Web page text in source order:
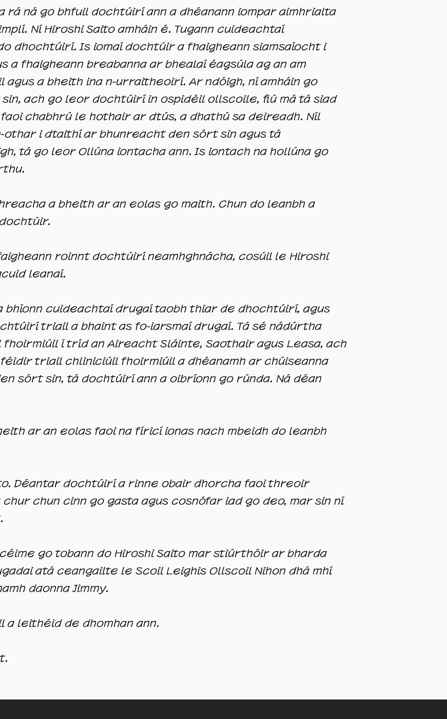
rá ná go bhfuil dochtúirí ann a dhéanann iompar aimhrialta
Ní Hiroshi Saito amháin é. Tugann cuideachtaí
dhochtúirí. Is iomaí dochtúir a fhaigheann siamsaíocht i
a fhaigheann breabanna ar bhealaí éagsúla ag an am
agus a bheith ina n-urraitheoirí. Ar ndóigh, ní amháin go
ach go leor dochtúirí in ospidéil ollscoile, fiú má tá siad
chabhrú le hothair ar dtús, a dhathú sa deireadh. Níl
othar i dtaithí ar bhunreacht den sórt sin agus tá
tá go leor Ollúna iontacha ann. Is iontach na hollúna go
a bheith ar an eolas go maith. Chun do leanbh a
roinnt dochtúirí neamhghnácha, cosúil le Hiroshi
leanaí.
bhíonn cuideachtaí drugaí taobh thiar de dhochtúirí, agus
triail a bhaint as fo-iarsmaí drugaí. Tá sé nádúrtha
í tríd an Aireacht Sláinte, Saothair agus Leasa, ach
féidir triail chliniciúil fhoirmiúil a dhéanamh ar chúiseanna
sórt sin, tá dochtúirí ann a oibríonn go rúnda. Ná déan
ar an eolas faoi na fíricí ionas nach mbeidh do leanbh
Déantar dochtúirí a rinne obair dhorcha faoi threoir
chun cinn go gasta agus cosnófar iad go deo, mar sin ní
go tobann do Hiroshi Saito mar stiúrthóir ar bharda
atá ceangailte le Scoil Leighis Ollscoil Nihon dhá mhí
daonna Jimmy.
a leithéid de dhomhan ann.